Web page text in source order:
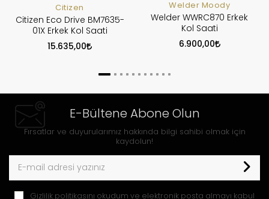
Citizen
Citizen Eco Drive BM7635-
01X Erkek Kol Saati
15.635,00
Welder Moody
Welder WWRC870 Erkek
Kol Saati
6.900,00
E-Bültene Abone Olun
Fırsatlar ve duyurularımız hakkında bilgi sahibi olmak için
kaydolun!
Gizlilik politikasını okudum ve elektronik posta almayı kabul